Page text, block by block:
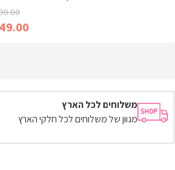
49.00
הוספה לסל
משלוחים לכל הארץ
מגוון של משלוחים לכל חלקי הארץ